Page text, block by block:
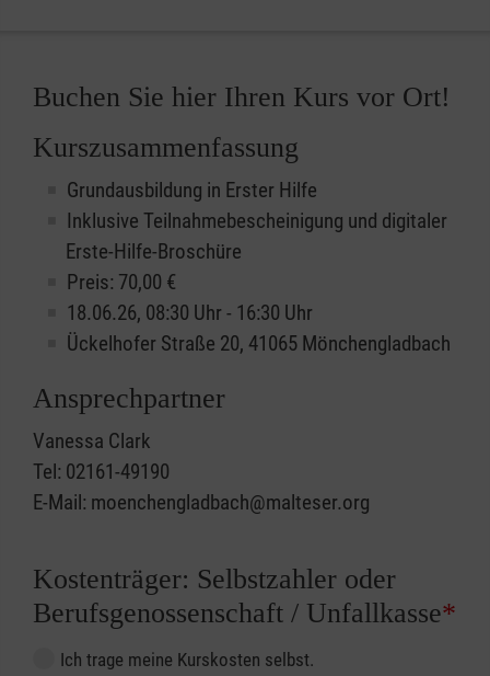
Buchen Sie hier Ihren Kurs vor Ort!
Kurszusammenfassung
Grundausbildung in Erster Hilfe
Inklusive Teilnahmebescheinigung und digitaler
Erste-Hilfe-Broschüre
Preis: 70,00 €
18.06.26, 08:30 Uhr - 16:30 Uhr
Ückelhofer Straße 20, 41065 Mönchengladbach
Ansprechpartner
Vanessa Clark
Tel: 02161-49190
E-Mail: moenchengladbach@malteser.org
Kostenträger: Selbstzahler oder
Berufsgenossenschaft / Unfallkasse*
Ich trage meine Kurskosten selbst.